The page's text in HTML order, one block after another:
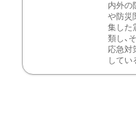
内外の
や防災
集した
類し、
応急対
してい